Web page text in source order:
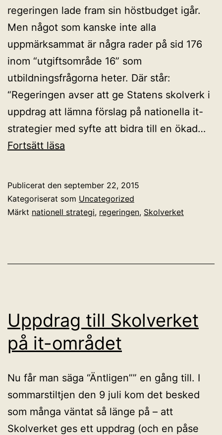
regeringen lade fram sin höstbudget igår.
Men något som kanske inte alla
uppmärksammat är några rader på sid 176
inom “utgiftsområde 16” som
utbildningsfrågorna heter. Där står:
“Regeringen avser att ge Statens skolverk i
uppdrag att lämna förslag på nationella it-
strategier med syfte att bidra till en ökad…
Fortsätt läsa
för
svenska
Publicerat den september 22, 2015
Kategoriserat som Uncategorized
Märkt nationell strategi, regeringen, Skolverket
Uppdrag till Skolverket
på it-området
Nu får man säga “Äntligen”” en gång till. I
sommarstiltjen den 9 juli kom det besked
som många väntat så länge på – att
Skolverket ges ett uppdrag (och en påse